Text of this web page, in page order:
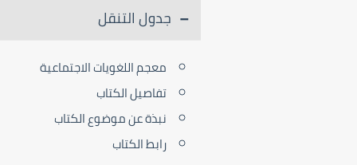
جدول التنقل
معجم اللغويات الاجتماعية
تفاصيل الكتاب
نبذة عن موضوع الكتاب
رابط الكتاب